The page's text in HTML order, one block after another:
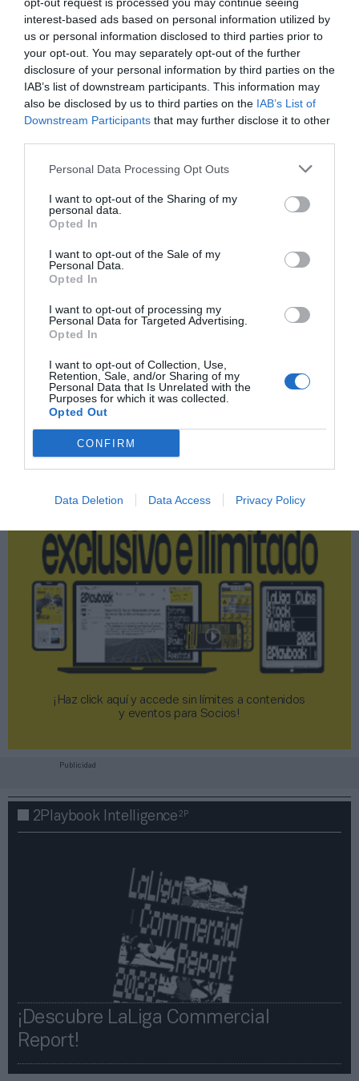
interest-based ads based on personal information utilized by
us or personal information disclosed to third parties prior to
your opt-out. You may separately opt-out of the further
disclosure of your personal information by third parties on the
IAB’s list of downstream participants. This information may
also be disclosed by us to third parties on the IAB’s List of
Downstream Participants that may further disclose it to other
Personal Data Processing Opt Outs
I want to opt-out of the Sharing of my
personal data.
Opted In
I want to opt-out of the Sale of my
Personal Data.
Opted In
I want to opt-out of processing my
Personal Data for Targeted Advertising.
Opted In
I want to opt-out of Collection, Use,
Retention, Sale, and/or Sharing of my
Personal Data that Is Unrelated with the
Purposes for which it was collected.
Opted Out
CONFIRM
Data Deletion Data Access Privacy Policy
Índex2P
Life Time
deportivas y un mapa con más de 3.700 centros
deportivos indexados. Si quieres más información,
contacta con nosotros a través de
intelligence@2playbook.com.
Añadir2Playbookcomo fuente preferida de Google
de forma gratuita
Mantente informado con las últimas noticias de actualidad.
Compartir
Publicidad
2Playbook Club
¡Haz click aquí y accede sin límites a contenidos
y eventos para Socios!​​​​​​​
Publicidad
2Playbook Intelligence2P
¡Descubre LaLiga Commercial
Report!​​